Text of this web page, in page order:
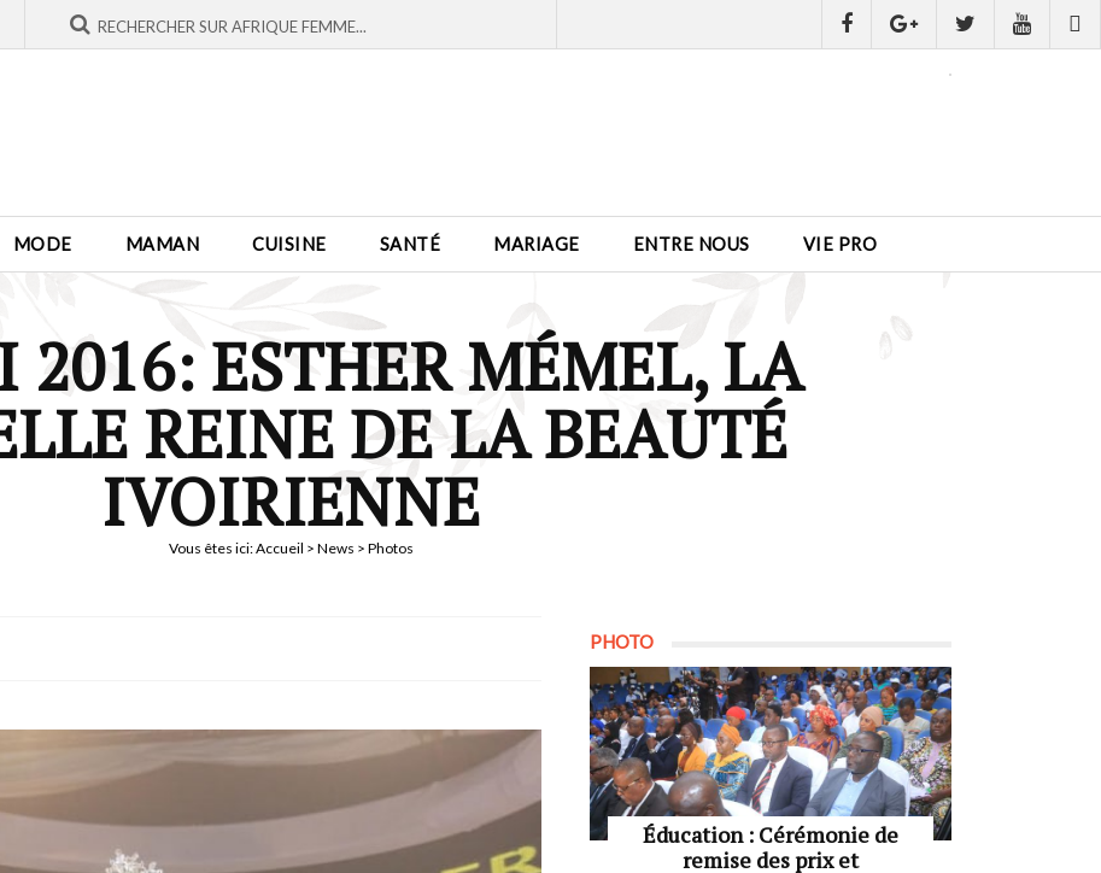
MODE MAMAN CUISINE SANTÉ MARIAGE ENTRE NOUS VIE PRO
2016: ESTHER MÉMEL, LA
REINE DE LA BEAUTÉ
IVOIRIENNE
Vous êtes ici:Accueil > News > Photos
PHOTO
Éducation : Cérémonie de
remise des prix et